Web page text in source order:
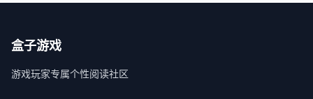
盒子游戏
游戏玩家专属个性阅读社区